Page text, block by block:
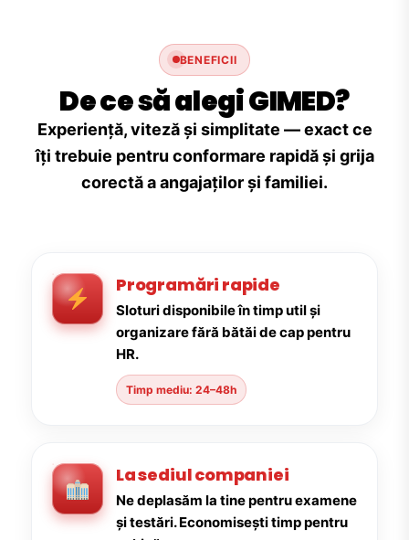
BENEFICII
De ce să alegi GIMED?
Experiență, viteză și simplitate — exact ce
îți trebuie pentru conformare rapidă și grija
corectă a angajaților și familiei.
Programări rapide
Sloturi disponibile în timp util și
organizare fără bătăi de cap pentru
HR.
Timp mediu: 24–48h
La sediul companiei
Ne deplasăm la tine pentru examene
și testări. Economisești timp pentru